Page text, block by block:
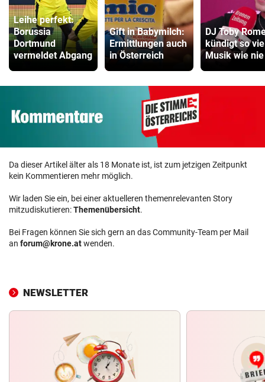
Leihe perfekt:
Borussia
Dortmund
vermeldet Abgang
Gift in Babymilch:
Ermittlungen auch
in Österreich
DJ Toby
kündigt so
Musik wie
Da dieser Artikel älter als 18 Monate ist, ist zum jetzigen Zeitpunkt
kein Kommentieren mehr möglich.
Wir laden Sie ein, bei einer aktuelleren themenrelevanten Story
mitzudiskutieren:Themenübersicht.
Bei Fragen können Sie sich gern an das Community-Team per Mail
an forum@krone.atwenden.
NEWSLETTER